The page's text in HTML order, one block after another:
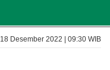
Desember 2022 | 09:30 WIB